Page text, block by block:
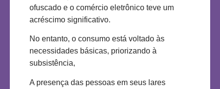
ofuscado e o comércio eletrônico teve um
acréscimo significativo.
No entanto, o consumo está voltado às
necessidades básicas, priorizando à
subsistência,
A presença das pessoas em seus lares